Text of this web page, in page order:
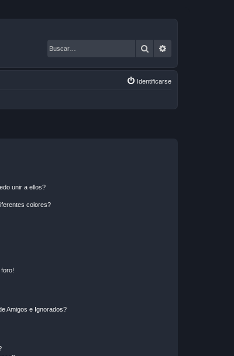
Buscar
Identificarse
unir a ellos?
colores?
Amigos e Ignorados?